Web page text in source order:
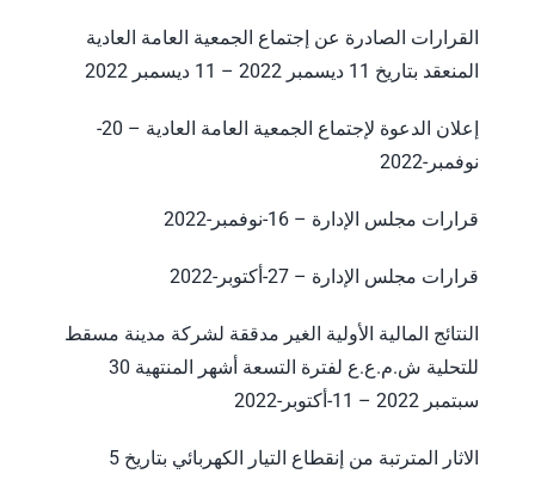
القرارات الصادرة عن إجتماع الجمعية العامة العادية
المنعقد بتاريخ 11 ديسمبر 2022 – 11 ديسمبر 2022
إعلان الدعوة لإجتماع الجمعية العامة العادية – 20-
نوفمبر-2022
قرارات مجلس الإدارة – 16-نوفمبر-2022
قرارات مجلس الإدارة – 27-أكتوبر-2022
النتائج المالية الأولية الغير مدققة لشركة مدينة مسقط
للتحلية ش.م.ع.ع لفترة التسعة أشهر المنتهية 30
سبتمبر 2022 – 11-أكتوبر-2022
الاثار المترتبة من إنقطاع التيار الكهربائي بتاريخ 5